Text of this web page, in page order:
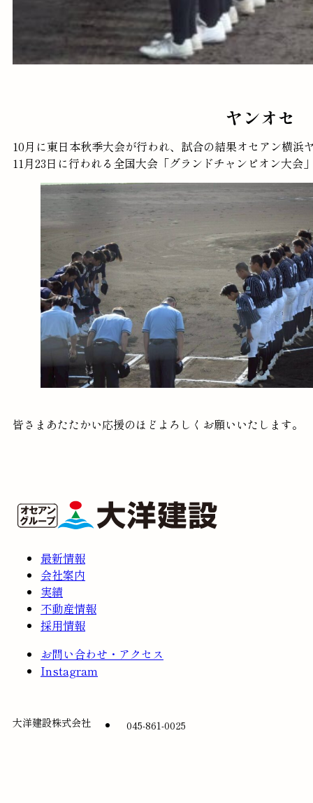
ヤンオセ
10月に東日本秋季大会が行われ、試合の結果オセアン横
11月23日に行われる全国大会「グランドチャンピオン大会
皆さまあたたかい応援のほどよろしくお願いいたします。
最新情報
会社案内
実績
不動産情報
採用情報
お問い合わせ・アクセス
Instagram
大洋建設株式会社 045-861-0025